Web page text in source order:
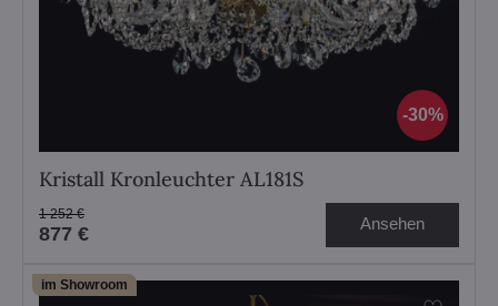
30%
Kristall Kronleuchter AL181S
877 €
1 252 € Ansehen
im Showroom